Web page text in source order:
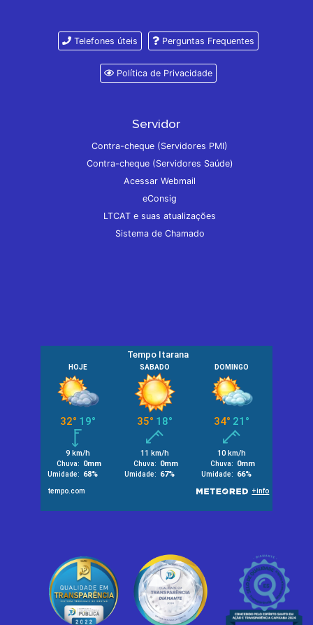
Telefones úteis Perguntas Frequentes
Política de Privacidade
Servidor
Contra-cheque (Servidores PMI)
Contra-cheque (Servidores Saúde)
Acessar Webmail
eConsig
LTCAT e suas atualizações
Sistema de Chamado